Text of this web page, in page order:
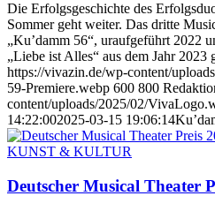
Die Erfolgsgeschichte des
Sommer geht weiter. Das dritte
„Ku’damm 56“, uraufgeführt 2022
„Liebe ist Alles“ aus dem Jahr
https://vivazin.de/wp-content/
59-Premiere.webp 600 800
content/uploads/2025/02/
14:22:002025-03-15 19:06:14
KUNST & KULTUR
Deutscher Musical Theater